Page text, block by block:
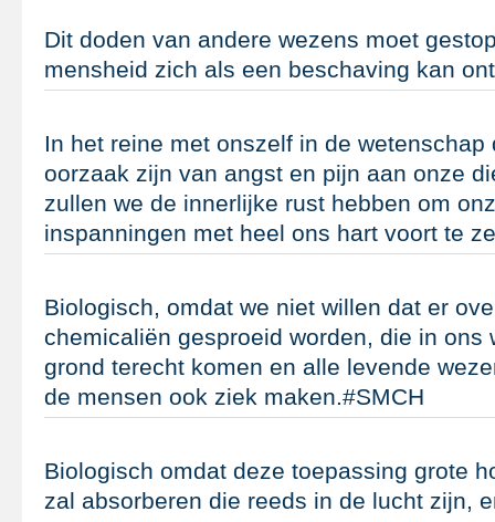
Dit doden van andere wezens moet
mensheid zich als een beschaving kan
In het reine met onszelf in de wetenschap
oorzaak zijn van angst en pijn aan onze
zullen we de innerlijke rust hebben om
inspanningen met heel ons hart voort te
Biologisch, omdat we niet willen dat er
chemicaliën gesproeid worden, die in ons
grond terecht komen en alle levende
de mensen ook ziek maken.#SMCH
Biologisch omdat deze toepassing grote
zal absorberen die reeds in de lucht zijn,